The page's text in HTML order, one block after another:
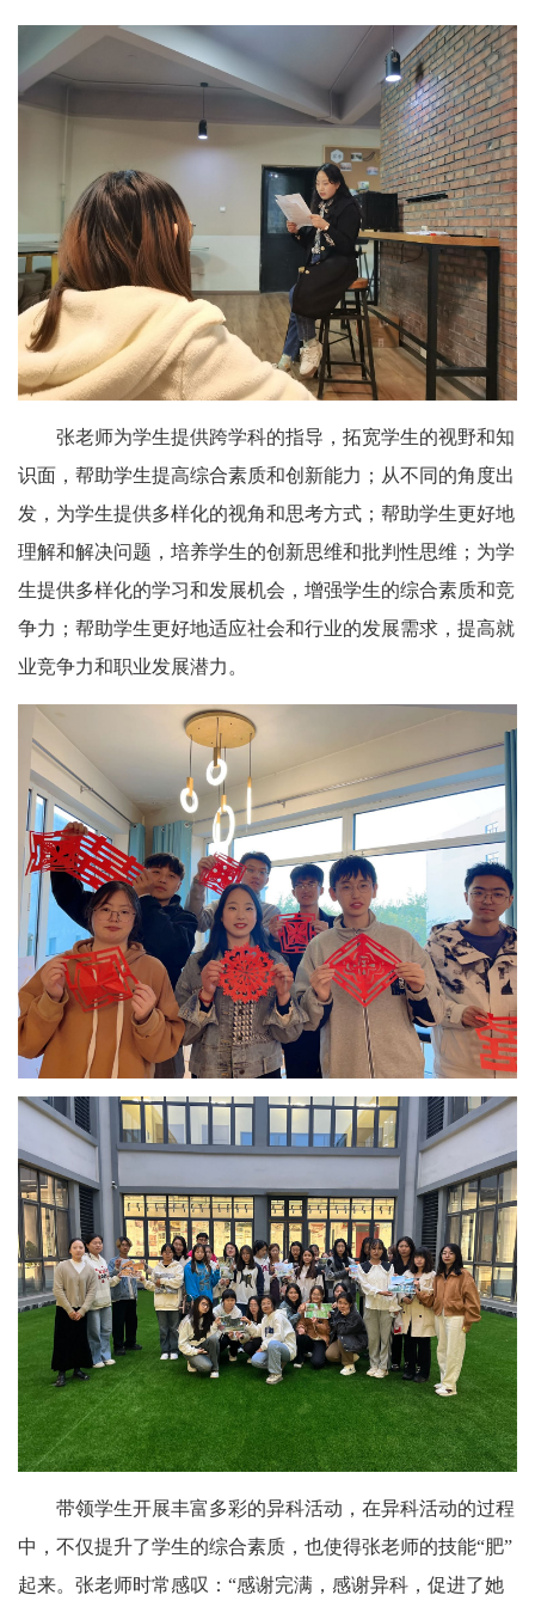
张老师为学生提供跨学科的指导，拓宽学生的视野和知
识面，帮助学生提高综合素质和创新能力；从不同的角度出
发，为学生提供多样化的视角和思考方式；帮助学生更好地
理解和解决问题，培养学生的创新思维和批判性思维；为学
生提供多样化的学习和发展机会，增强学生的综合素质和竞
争力；帮助学生更好地适应社会和行业的发展需求，提高就
业竞争力和职业发展潜力。
带领学生开展丰富多彩的异科活动，在异科活动的过程
中，不仅提升了学生的综合素质，也使得张老师的技能“肥”
起来。张老师时常感叹： “感谢完满，感谢异科，促进了她